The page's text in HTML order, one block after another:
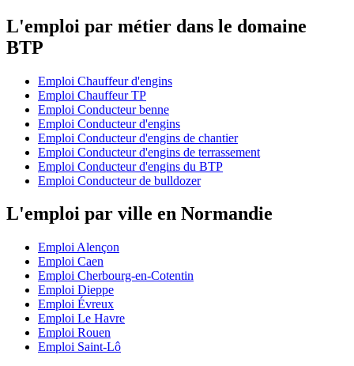
L'emploi par métier dans le domaine
BTP
Emploi Chauffeur d'engins
Emploi Chauffeur TP
Emploi Conducteur benne
Emploi Conducteur d'engins
Emploi Conducteur d'engins de chantier
Emploi Conducteur d'engins de terrassement
Emploi Conducteur d'engins du BTP
Emploi Conducteur de bulldozer
L'emploi par ville en Normandie
Emploi Alençon
Emploi Caen
Emploi Cherbourg-en-Cotentin
Emploi Dieppe
Emploi Évreux
Emploi Le Havre
Emploi Rouen
Emploi Saint-Lô